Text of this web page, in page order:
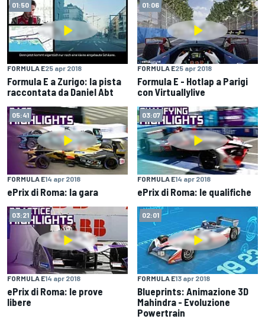
01:50
FORMULA E25 apr 2018
Formula E a Zurigo: la pista
raccontata da Daniel Abt
01:06
FORMULA E25 apr 2018
Formula E - Hotlap a Parigi
con Virtuallylive
05:41
FORMULA E14 apr 2018
ePrix di Roma: la gara
03:07
FORMULA E14 apr 2018
ePrix di Roma: le qualifiche
03:21
FORMULA E14 apr 2018
ePrix di Roma: le prove
libere
02:01
FORMULA E13 apr 2018
Blueprints: Animazione 3D
Mahindra - Evoluzione
Powertrain